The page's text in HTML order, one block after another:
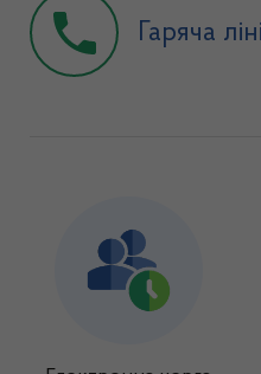
Гаряча